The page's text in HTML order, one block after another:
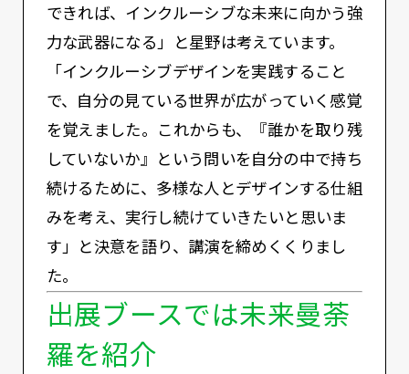
できれば、インクルーシブな未来に向かう強
力な武器になる」と星野は考えています。
「インクルーシブデザインを実践すること
で、自分の⾒ている世界が広がっていく感覚
を覚えました。これからも、『誰かを取り残
していないか』という問いを⾃分の中で持ち
続けるために、多様な人とデザインする仕組
みを考え、実行し続けていきたいと思いま
す」と決意を語り、講演を締めくくりまし
た。
出展ブースでは未来曼荼
羅を紹介